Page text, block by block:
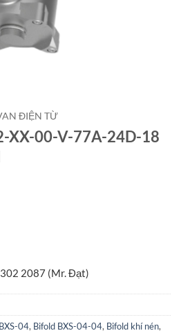
ĐIỆN TỪ
XX-00-V-77A-24D-18
04, Bifold BXS-04-04, Bifold khí nén,